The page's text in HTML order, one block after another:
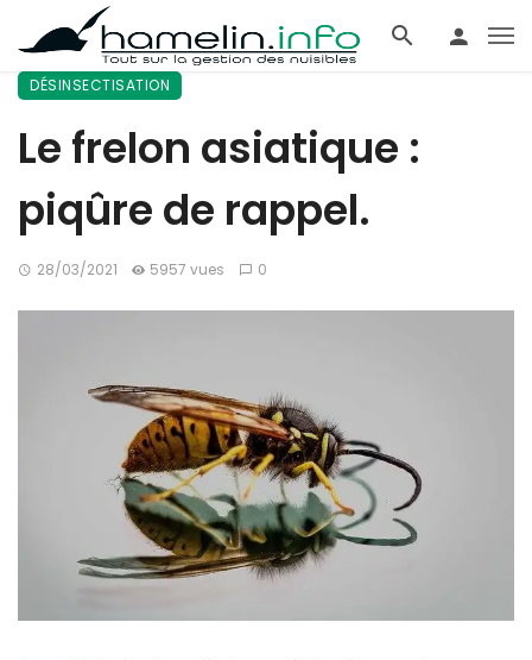
DÉSINSECTISATION
Le frelon asiatique :
piqûre de rappel.
28/03/2021 5957 vues 0